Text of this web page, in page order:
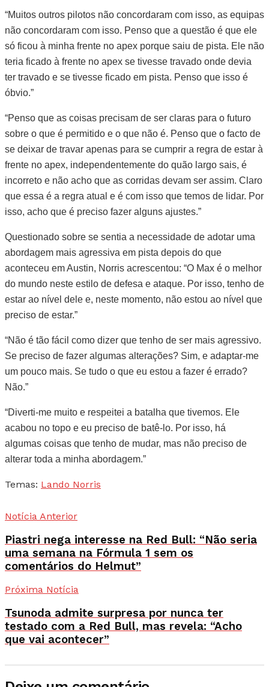
“Muitos outros pilotos não concordaram com isso, as equipas
não concordaram com isso. Penso que a questão é que ele
só ficou à minha frente no apex porque saiu de pista. Ele não
teria ficado à frente no apex se tivesse travado onde devia
ter travado e se tivesse ficado em pista. Penso que isso é
óbvio.”
“Penso que as coisas precisam de ser claras para o futuro
sobre o que é permitido e o que não é. Penso que o facto de
se deixar de travar apenas para se cumprir a regra de estar à
frente no apex, independentemente do quão largo sais, é
incorreto e não acho que as corridas devam ser assim. Claro
que essa é a regra atual e é com isso que temos de lidar. Por
isso, acho que é preciso fazer alguns ajustes.”
Questionado sobre se sentia a necessidade de adotar uma
abordagem mais agressiva em pista depois do que
aconteceu em Austin, Norris acrescentou: “O Max é o melhor
do mundo neste estilo de defesa e ataque. Por isso, tenho de
estar ao nível dele e, neste momento, não estou ao nível que
preciso de estar.”
“Não é tão fácil como dizer que tenho de ser mais agressivo.
Se preciso de fazer algumas alterações? Sim, e adaptar-me
um pouco mais. Se tudo o que eu estou a fazer é errado?
Não.”
“Diverti-me muito e respeitei a batalha que tivemos. Ele
acabou no topo e eu preciso de batê-lo. Por isso, há
algumas coisas que tenho de mudar, mas não preciso de
alterar toda a minha abordagem.”
Temas: Lando Norris
Notícia Anterior
Piastri nega interesse na Red Bull: “Não seria
uma semana na Fórmula 1 sem os
comentários do Helmut”
Próxima Notícia
Tsunoda admite surpresa por nunca ter
testado com a Red Bull, mas revela: “Acho
que vai acontecer”